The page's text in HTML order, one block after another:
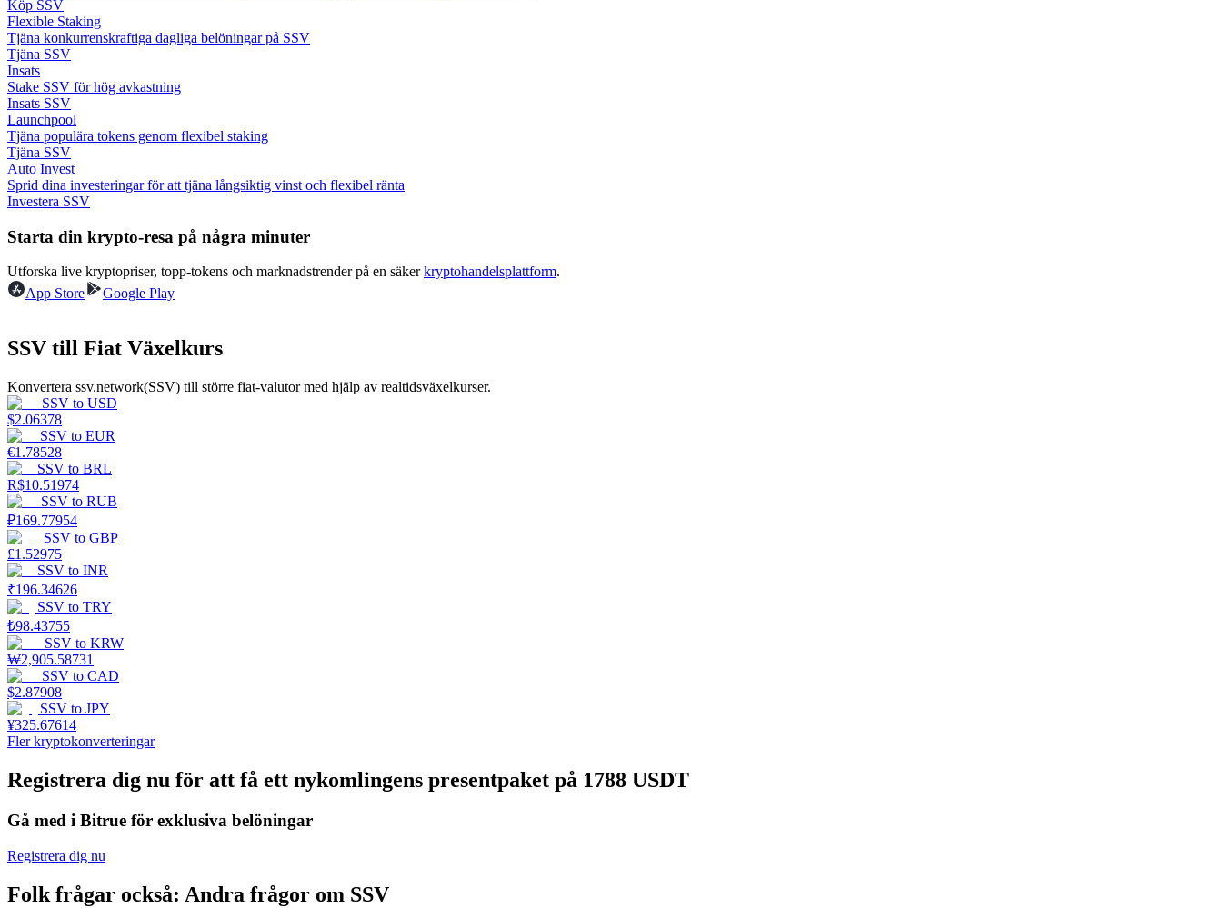
Big data-analys inklusive handelsinformation, etc.
Guide
Handelsstrategier
Lär dig hur du håller dig lönsam
Tjäna
Power Piggy
Tjäna konkurrenskraftiga belöningar dagligen
Köp SSV
Flexible Staking
Tjäna konkurrenskraftiga dagliga belöningar på SSV
Tjäna SSV
Insats
Stake SSV för hög avkastning
Insats SSV
Launchpool
Tjäna populära tokens genom flexibel staking
Tjäna SSV
Auto Invest
Sprid dina investeringar för att tjäna långsiktig vinst och flexibel ränta
Investera SSV
Starta din krypto-resa på några minuter
Utforska live kryptopriser, topp-tokens och marknadstrender på en säkerkryptohandelsplattform.
App Store
Google Play
SSV till Fiat Växelkurs
Konvertera ssv.network(SSV) till större fiat-valutor med hjälp av realtidsväxelkurser.
SSV to USD
$2.06378
SSV to EUR
€1.78528
SSV to BRL
R$10.51974
SSV to RUB
₽169.77954
SSV to GBP
£1.52975
SSV to INR
₹196.34626
SSV to TRY
₺98.43755
SSV to KRW
₩2,905.58731
SSV to CAD
$2.87908
SSV to JPY
¥325.67614
Fler kryptokonverteringar
Registrera dig nu för att få ett nykomlingens presentpaket på 1788 USDT
Gå med i Bitrue för exklusiva belöningar
Registrera dig nu
Folk frågar också: Andra frågor om SSV